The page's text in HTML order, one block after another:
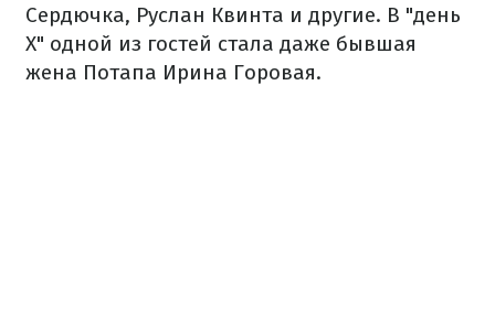
Сердючка, Руслан Квинта и другие. В "день
Х" одной из гостей стала даже бывшая
жена Потапа Ирина Горовая.